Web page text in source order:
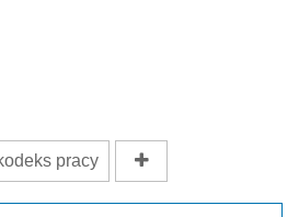
pracy